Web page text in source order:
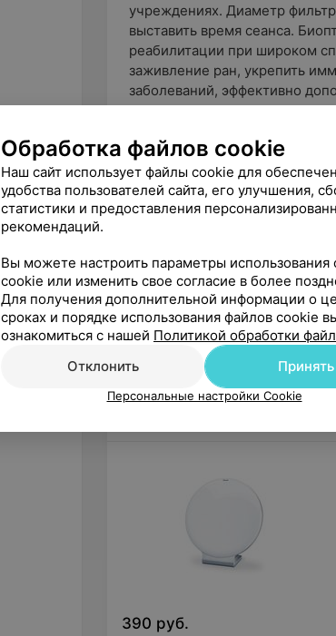
учреждениях. Диаметр
выставить время сеанса.
реабилитации при широком
заживление ран, укрепить
заболеваний, эффективно
Является товаром
Рекламируемый товар
ПЕРЕД ПРИМЕНЕНИЕМ
МЕДИЦИНСКОМУ
НА ПРАВАХ РЕКЛАМЫ.
Другие товары
390 руб.
Обработка файлов cookie
Наш сайт использует файлы cookie для
удобства пользователей сайта, его улучшения,
статистики и предоставления
рекомендаций.
Вы можете настроить параметры использования
cookie или изменить свое согласие в более
Для получения дополнительной информации о
сроках и порядке использования файлов cookie
ознакомиться с нашей Политикой обработки
Отклонить
Принять
Персональные настройки Cookie